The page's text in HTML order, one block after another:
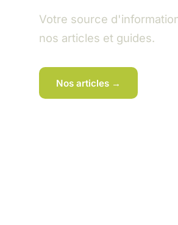
Votre source
nos articles et guides.
Nos articles →